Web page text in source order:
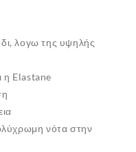
λογω της υψηλής
η Elastane
νότα στην